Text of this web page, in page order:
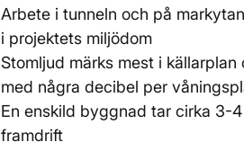
Arbete i tunneln och på
i projektets miljödom
Stomljud märks mest i
med några decibel per
En enskild byggnad tar cirka 3-
framdrift